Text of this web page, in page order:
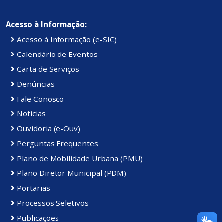
Acesso à Informação:
Acesso à Informação (e-SIC)
Calendário de Eventos
Carta de Serviços
Denúncias
Fale Conosco
Notícias
Ouvidoria (e-Ouv)
Perguntas Frequentes
Plano de Mobilidade Urbana (PMU)
Plano Diretor Municipal (PDM)
Portarias
Processos Seletivos
Publicações